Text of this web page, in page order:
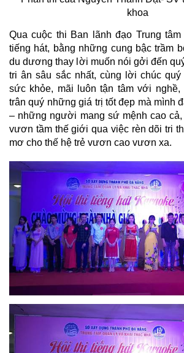
khoa
Qua cuộc thi Ban lãnh đạo Trung
tiếng hát, bằng những cung bậc trầm
du dương thay lời muốn nói gởi đến
tri ân sâu sắc nhất, cùng lời chúc quý
sức khỏe, mãi luôn tận tâm với nghề,
trân quý những giá trị tốt đẹp mà mình
– những người mang sứ mệnh cao
vươn tầm thế giới qua việc rèn dõi tri
mơ cho thế hệ trẻ vươn cao vươn xa.